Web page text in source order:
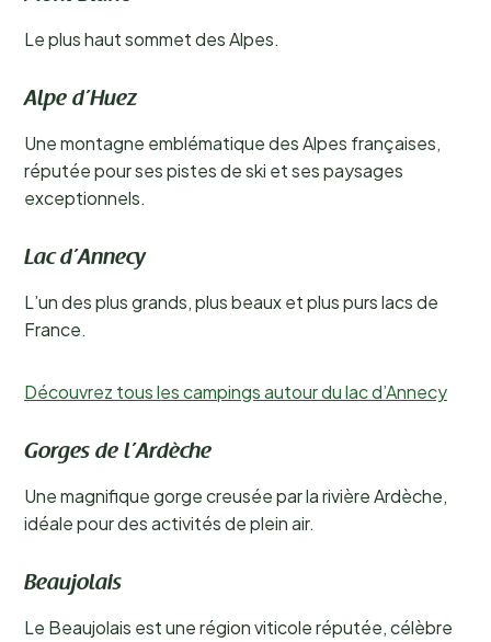
Le plus haut sommet des Alpes.
Alpe d’Huez
Une montagne emblématique des Alpes françaises,
réputée pour ses pistes de ski et ses paysages
exceptionnels.
Lac d’Annecy
L’un des plus grands, plus beaux et plus purs lacs de
France.
Découvrez tous les campings autour du lac d’Annecy
Gorges de l’Ardèche
Une magnifique gorge creusée par la rivière Ardèche,
idéale pour des activités de plein air.
Beaujolais
Le Beaujolais est une région viticole réputée, célèbre